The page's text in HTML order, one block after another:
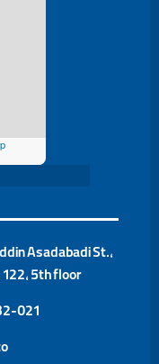
Asadabadi St.,
122, 5th floor
021